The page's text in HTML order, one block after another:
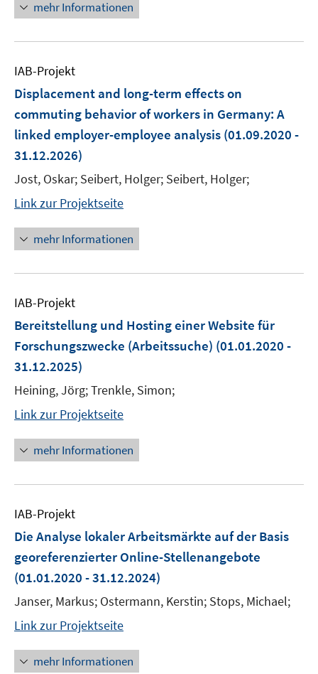
mehr Informationen
IAB-Projekt
Displacement and long-term effects on
commuting behavior of workers in Germany: A
linked employer-employee analysis (01.09.2020 -
31.12.2026)
Jost, Oskar; Seibert, Holger; Seibert, Holger;
Link zur Projektseite
mehr Informationen
IAB-Projekt
Bereitstellung und Hosting einer Website für
Forschungszwecke (Arbeitssuche) (01.01.2020 -
31.12.2025)
Heining, Jörg; Trenkle, Simon;
Link zur Projektseite
mehr Informationen
IAB-Projekt
Die Analyse lokaler Arbeitsmärkte auf der Basis
georeferenzierter Online-Stellenangebote
(01.01.2020 - 31.12.2024)
Janser, Markus; Ostermann, Kerstin; Stops, Michael;
Link zur Projektseite
mehr Informationen